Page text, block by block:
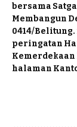
bersama
Membangun
0414/
peringatan
halaman